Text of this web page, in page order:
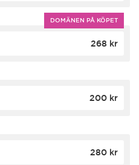
DOMÄNEN PÅ KÖPET
268 kr
200 kr
280 kr